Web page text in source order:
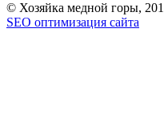
© Хозяйка медной горы,
SEO оптимизация сайта